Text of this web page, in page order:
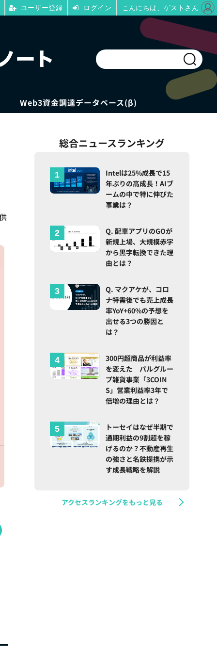
Web3資金調達データベース(β)
総合ニュースランキング
Intelは25%成長で15
年ぶりの高成長！AIブ
ームの中で特に伸びた
事業は？
Q. 配車アプリのGOが
新規上場、大規模赤字
から黒字転換できた理
由とは？
Q. マクアケが、コロ
ナ特需後でも売上成長
率YoY+60%の予想を
出せる3つの勝因と
は？
300円超商品が利益率
を変えた パルグルー
プ雑貨事業「3COIN
S」営業利益率3年で
倍増の理由とは？
トーセイはなぜ半期で
通期利益の9割超を稼
げるのか？不動産再生
の強さと名鉄提携が示
す成長戦略を解説
アクセスランキングをもっと見る
ユーザー登録 ログイン こんにちは、ゲストさん